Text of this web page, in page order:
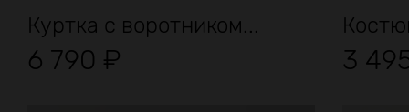
Куртка с воротником...
6 790 ₽ 3